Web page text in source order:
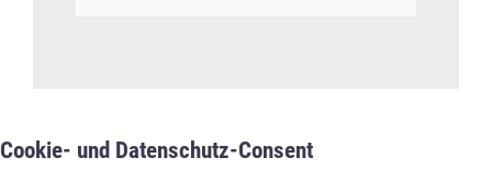
Cookie- und Datenschutz-Consent